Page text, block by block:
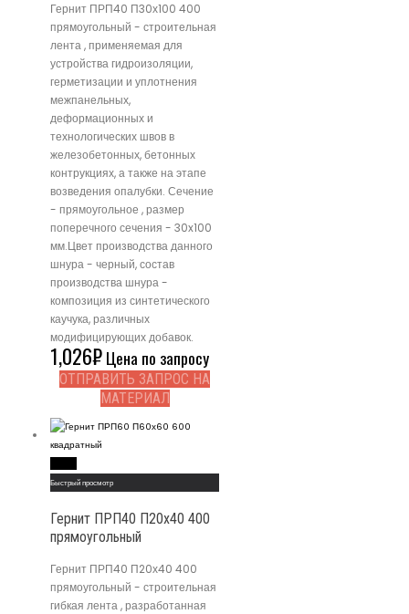
Гернит ПРП40 П30х100 400
прямоугольный - строительная
лента , применяемая для
устройства гидроизоляции,
герметизации и уплотнения
межпанельных,
деформационных и
технологических швов в
железобетонных, бетонных
контрукциях, а также на этапе
возведения опалубки. Сечение
- прямоугольное , размер
поперечного сечения - 30x100
мм.Цвет производства данного
шнура - черный, состав
производства шнура -
композиция из синтетического
каучука, различных
модифицирующих добавок.
1,026₽Цена по запросу
ОТПРАВИТЬ ЗАПРОС НА
МАТЕРИАЛ
Быстрый просмотр
Гернит ПРП40 П20х40 400
прямоугольный
Гернит ПРП40 П20х40 400
прямоугольный - строительная
гибкая лента , разработанная